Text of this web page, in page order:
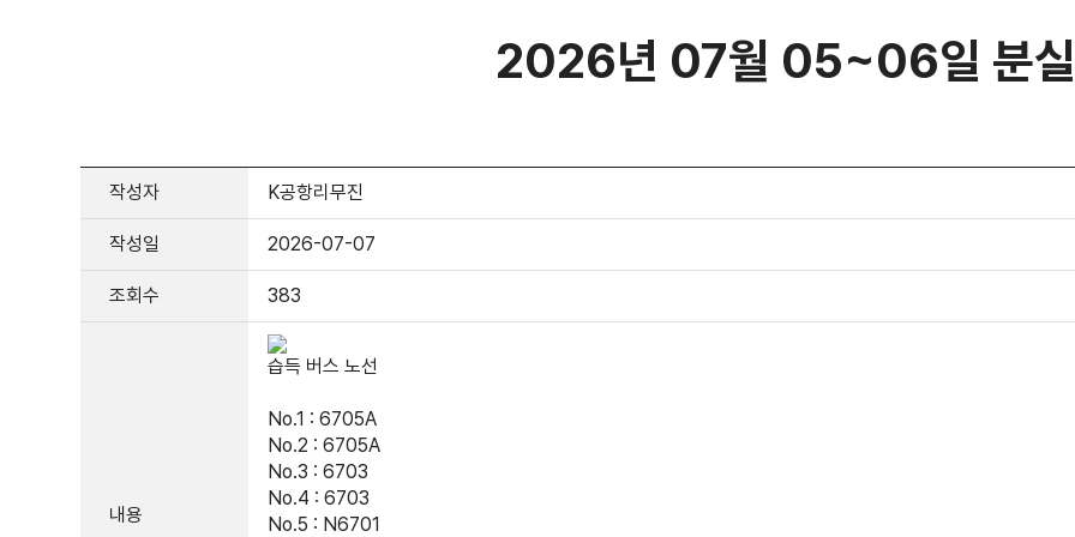
2026년 07월 05~06일 분
작성자 K공항리무진
작성일 2026-07-07
조회수 383
내용
습득 버스 노선
No.1 : 6705A
No.2 : 6705A
No.3 : 6703
No.4 : 6703
No.5 : N6701